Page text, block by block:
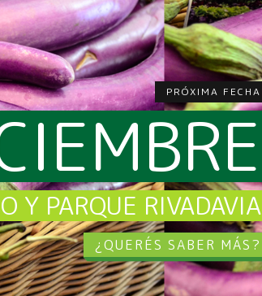
PRÓXIMA FECHA
Y PARQUE RIVADAVIA
¿QUERÉS SABER MÁS?